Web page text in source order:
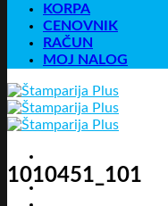
KORPA
CENOVNIK
RAČUN
MOJ NALOG
1010451_101